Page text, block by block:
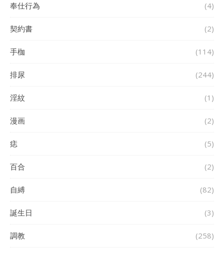
奉仕行為 (4)
契約書 (2)
手枷 (114)
排尿 (244)
淫紋 (1)
漫画 (2)
痣 (5)
百合 (2)
自縛 (82)
誕生日 (3)
調教 (258)